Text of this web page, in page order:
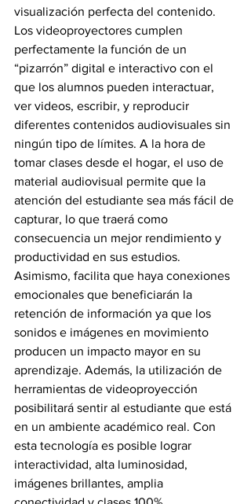
visualización perfecta del contenido.
Los videoproyectores cumplen
perfectamente la función de un
“pizarrón” digital e interactivo con el
que los alumnos pueden interactuar,
ver videos, escribir, y reproducir
diferentes contenidos audiovisuales sin
ningún tipo de límites. A la hora de
tomar clases desde el hogar, el uso de
material audiovisual permite que la
atención del estudiante sea más fácil de
capturar, lo que traerá como
consecuencia un mejor rendimiento y
productividad en sus estudios.
Asimismo, facilita que haya conexiones
emocionales que beneficiarán la
retención de información ya que los
sonidos e imágenes en movimiento
producen un impacto mayor en su
aprendizaje. Además, la utilización de
herramientas de videoproyección
posibilitará sentir al estudiante que está
en un ambiente académico real. Con
esta tecnología es posible lograr
interactividad, alta luminosidad,
imágenes brillantes, amplia